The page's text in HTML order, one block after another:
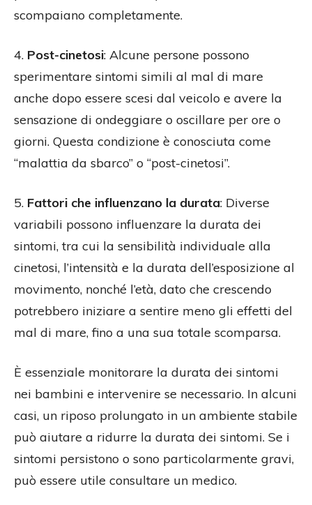
scompaiano completamente.
4. Post-cinetosi: Alcune persone possono
sperimentare sintomi simili al mal di mare
anche dopo essere scesi dal veicolo e avere la
sensazione di ondeggiare o oscillare per ore o
giorni. Questa condizione è conosciuta come
“malattia da sbarco” o “post-cinetosi”.
5. Fattori che influenzano la durata: Diverse
variabili possono influenzare la durata dei
sintomi, tra cui la sensibilità individuale alla
cinetosi, l’intensità e la durata dell’esposizione al
movimento, nonché l’età, dato che crescendo
potrebbero iniziare a sentire meno gli effetti del
mal di mare, fino a una sua totale scomparsa.
È essenziale monitorare la durata dei sintomi
nei bambini e intervenire se necessario. In alcuni
casi, un riposo prolungato in un ambiente stabile
può aiutare a ridurre la durata dei sintomi. Se i
sintomi persistono o sono particolarmente gravi,
può essere utile consultare un medico.